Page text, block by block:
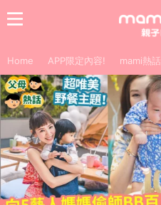
Home APP限定內容! mami熱話